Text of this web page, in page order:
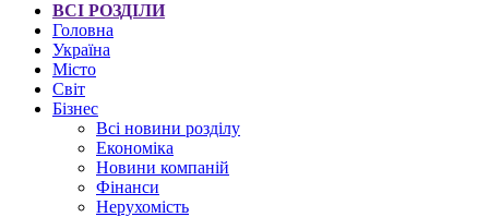
ВСІ РОЗДІЛИ
Головна
Україна
Місто
Світ
Бізнес
Всі новини розділу
Економіка
Новини компаній
Фінанси
Нерухомість